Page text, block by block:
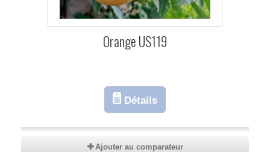
Orange US119
Détails
Ajouter au comparateur